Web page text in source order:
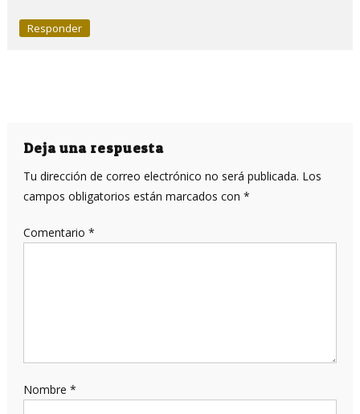
Responder
Deja una respuesta
Tu dirección de correo electrónico no será publicada. Los
campos obligatorios están marcados con *
Comentario *
Nombre *